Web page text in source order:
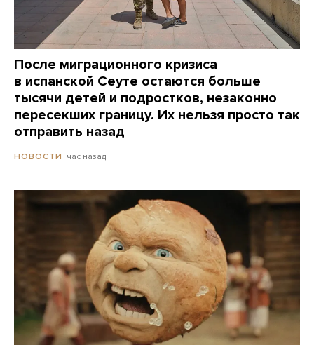
После миграционного кризиса
в испанской Сеуте остаются больше
тысячи детей и подростков, незаконно
пересекших границу. Их нельзя просто так
отправить назад
НОВОСТИ час назад